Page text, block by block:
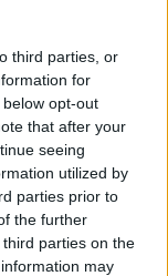
third parties, or
for
opt-out
that after your
seeing
utilized by
parties prior to
the further
parties on the
may
–
F5,6-8
för